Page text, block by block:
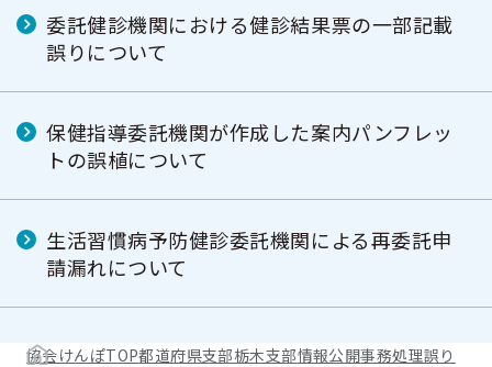
委託健診機関における健診結果票の一部記載
誤りについて
保健指導委託機関が作成した案内パンフレッ
トの誤植について
生活習慣病予防健診委託機関による再委託申
請漏れについて
協会けんぽTOP都道府県支部栃木支部情報公開事務処理誤り